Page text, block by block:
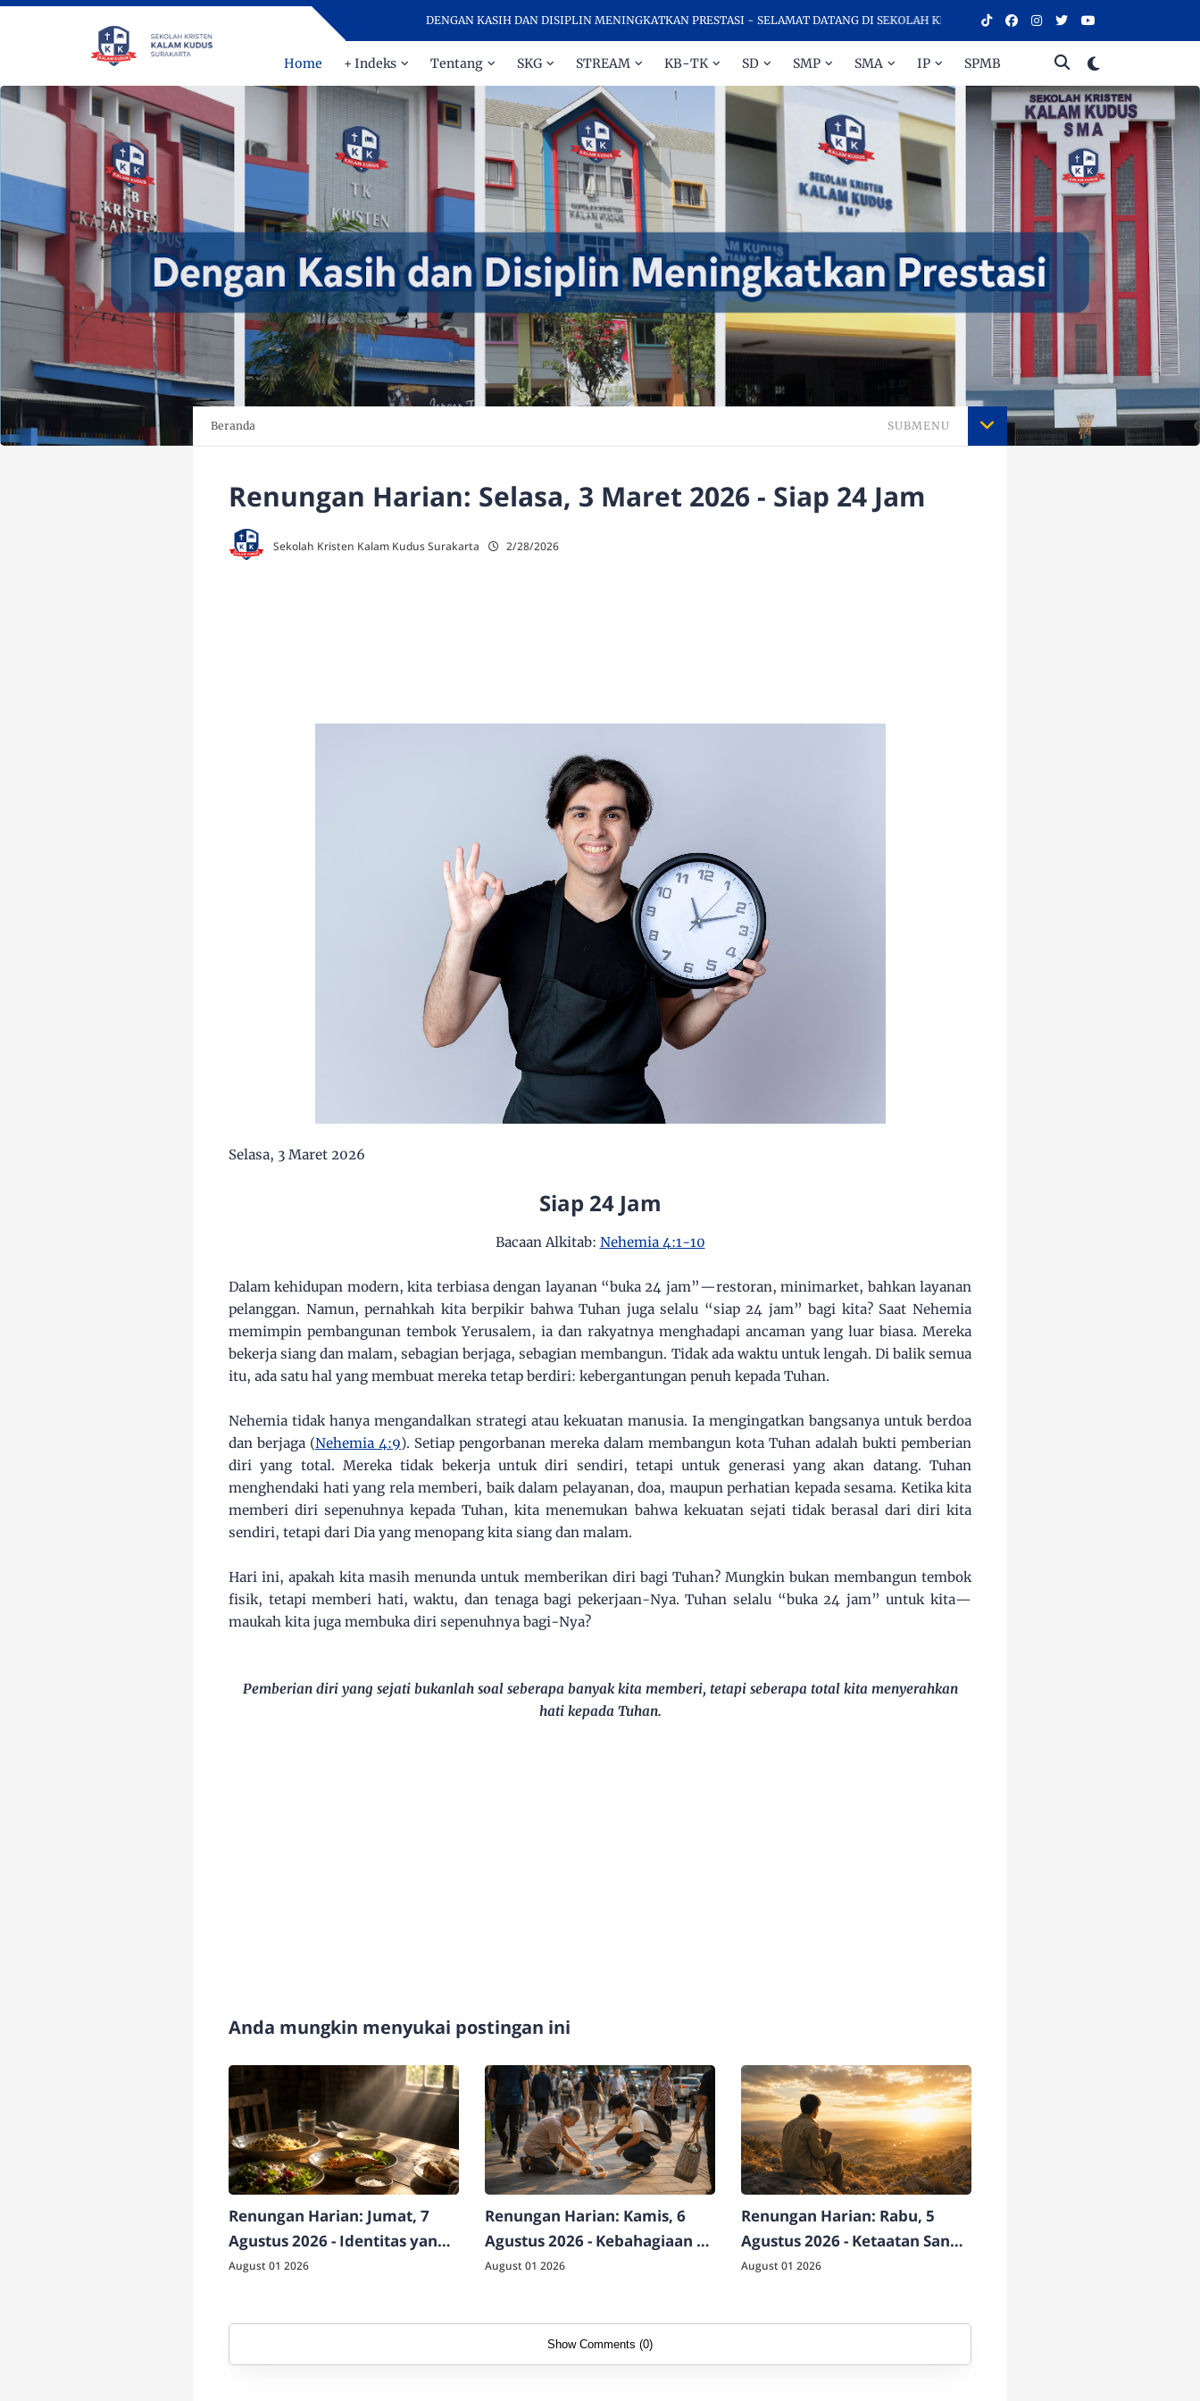
DENGAN KASIH DAN DISIPLIN MENINGKATKAN PRESTASI - SELAMAT DATANG DI SEKOLAH KRISTEN KALAM KUDUS SURAKARTA, SEKOLAH
Home + Indeks Tentang SKG STREAM KB-TK SD SMP SMA IP SPMB
Beranda SUBMENU
Renungan Harian: Selasa, 3 Maret 2026 - Siap 24 Jam
Sekolah Kristen Kalam Kudus Surakarta 2/28/2026
Selasa, 3 Maret 2026
Siap 24 Jam
Bacaan Alkitab: Nehemia 4:1-10
Dalam kehidupan modern, kita terbiasa dengan layanan “buka 24 jam”—restoran, minimarket, bahkan layanan
pelanggan. Namun, pernahkah kita berpikir bahwa Tuhan juga selalu “siap 24 jam” bagi kita? Saat Nehemia
memimpin pembangunan tembok Yerusalem, ia dan rakyatnya menghadapi ancaman yang luar biasa. Mereka
bekerja siang dan malam, sebagian berjaga, sebagian membangun. Tidak ada waktu untuk lengah. Di balik semua
itu, ada satu hal yang membuat mereka tetap berdiri: kebergantungan penuh kepada Tuhan.
Nehemia tidak hanya mengandalkan strategi atau kekuatan manusia. Ia mengingatkan bangsanya untuk berdoa
dan berjaga (Nehemia 4:9). Setiap pengorbanan mereka dalam membangun kota Tuhan adalah bukti pemberian
diri yang total. Mereka tidak bekerja untuk diri sendiri, tetapi untuk generasi yang akan datang. Tuhan
menghendaki hati yang rela memberi, baik dalam pelayanan, doa, maupun perhatian kepada sesama. Ketika kita
memberi diri sepenuhnya kepada Tuhan, kita menemukan bahwa kekuatan sejati tidak berasal dari diri kita
sendiri, tetapi dari Dia yang menopang kita siang dan malam.
Hari ini, apakah kita masih menunda untuk memberikan diri bagi Tuhan? Mungkin bukan membangun tembok
fisik, tetapi memberi hati, waktu, dan tenaga bagi pekerjaan-Nya. Tuhan selalu “buka 24 jam” untuk kita—
maukah kita juga membuka diri sepenuhnya bagi-Nya?
Pemberian diri yang sejati bukanlah soal seberapa banyak kita memberi, tetapi seberapa total kita menyerahkan
hati kepada Tuhan.
Anda mungkin menyukai postingan ini
Renungan Harian: Jumat, 7
Agustus 2026 - Identitas yang
Berdampak
August 01 2026
Renungan Harian: Kamis, 6
Agustus 2026 - Kebahagiaan di
Luar Logika Dunia
August 01 2026
Renungan Harian: Rabu, 5
Agustus 2026 - Ketaatan Sang
Raja Sejati
August 01 2026
Show Comments (0)